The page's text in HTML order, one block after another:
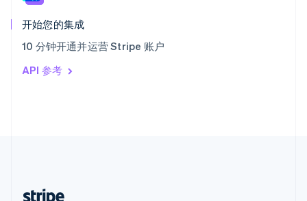
开始您的集成
10 分钟开通并运营 Stripe 账户
API 参考
匈牙利
English
ItalianoEnglish
印度
English